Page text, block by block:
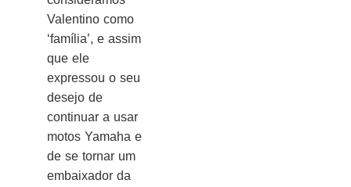
Valentino como
‘família’, e assim
que ele
expressou o seu
desejo de
continuar a usar
motos Yamaha e
de se tornar um
embaixador da